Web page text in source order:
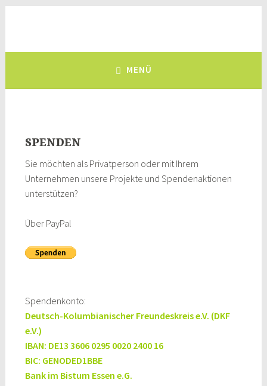
MENÜ
SPENDEN
Sie möchten als Privatperson oder mit Ihrem
Unternehmen unsere Projekte und Spendenaktionen
unterstützen?
Über PayPal
Spendenkonto:
Deutsch-Kolumbianischer Freundeskreis e.V. (DKF
e.V.)
IBAN: DE13 3606 0295 0020 2400 16
BIC: GENODED1BBE
Bank im Bistum Essen e.G.